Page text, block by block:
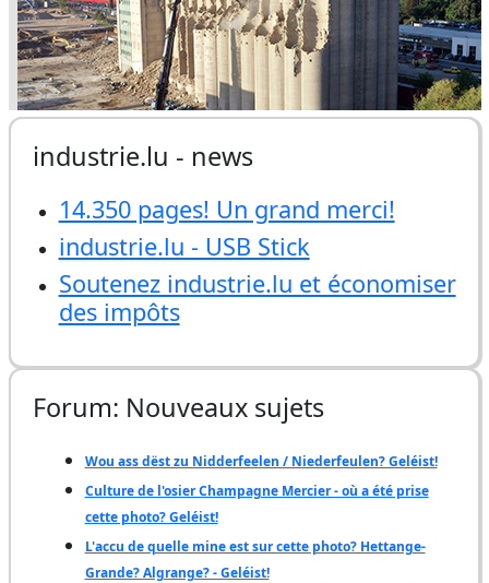
industrie.lu - news
14.350 pages! Un grand merci!
industrie.lu - USB Stick
Soutenez industrie.lu et économiser
des impôts
Forum: Nouveaux sujets
Wou ass dëst zu Nidderfeelen / Niederfeulen? Geléist!
Culture de l'osier Champagne Mercier - où a été prise
cette photo? Geléist!
L'accu de quelle mine est sur cette photo? Hettange-
Grande? Algrange? - Geléist!